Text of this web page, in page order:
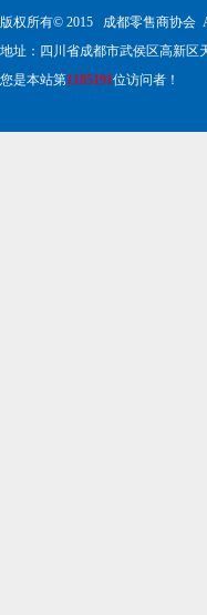
版权所有© 2015 成都零售商协会
地址：四川省成都市武侯区高新区
您是本站第1185191位访问者！